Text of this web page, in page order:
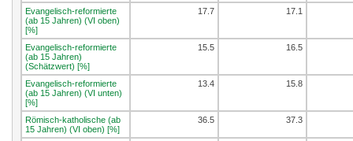
Evangelisch-reformierte
(ab 15 Jahren) (VI oben)
[%]
17.7 17.1
Evangelisch-reformierte
(ab 15 Jahren)
(Schätzwert) [%]
15.5 16.5
Evangelisch-reformierte
(ab 15 Jahren) (VI unten)
[%]
13.4 15.8
Römisch-katholische (ab
15 Jahren) (VI oben) [%]
36.5 37.3